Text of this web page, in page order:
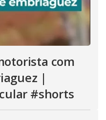
com
|
#shorts